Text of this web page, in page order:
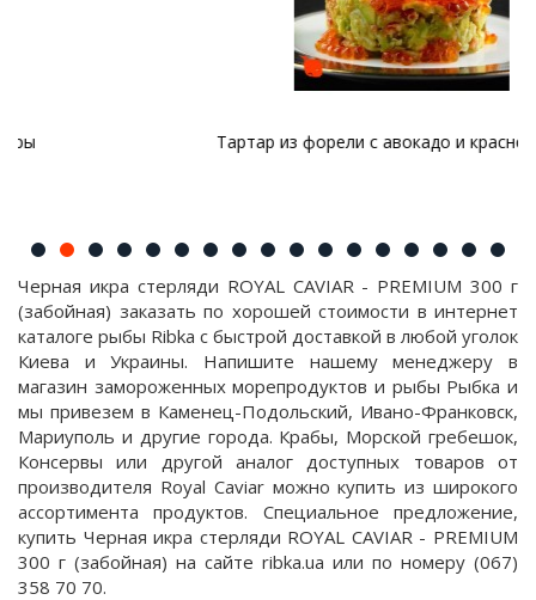
Тартар из форели с авокадо и красной икрой
Черная икра стерляди ROYAL CAVIAR - PREMIUM 300 г
(забойная) заказать по хорошей стоимости в интернет
каталоге рыбы Ribka с быстрой доставкой в любой уголок
Киева и Украины. Напишите нашему менеджеру в
магазин замороженных морепродуктов и рыбы Рыбка и
мы привезем в Каменец-Подольский, Ивано-Франковск,
Мариуполь и другие города. Крабы, Морской гребешок,
Консервы или другой аналог доступных товаров от
производителя Royal Caviar можно купить из широкого
ассортимента продуктов. Специальное предложение,
купить Черная икра стерляди ROYAL CAVIAR - PREMIUM
300 г (забойная) на сайте ribka.ua или по номеру (067)
358 70 70.